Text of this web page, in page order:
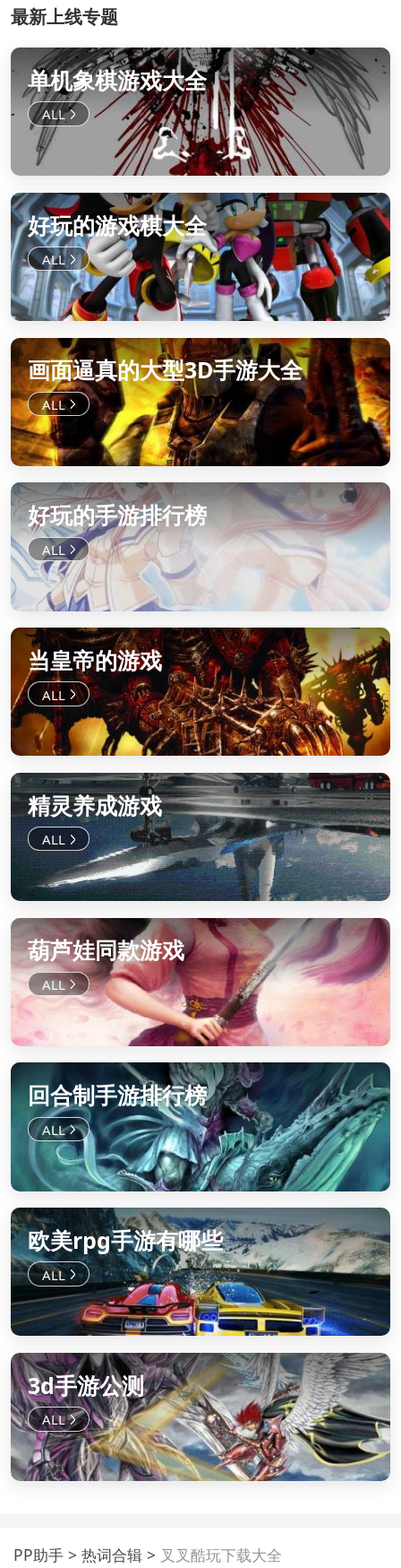
最新上线专题
单机象棋游戏大全
好玩的游戏棋大全
画面逼真的大型3D手游大全
好玩的手游排行榜
当皇帝的游戏
精灵养成游戏
葫芦娃同款游戏
回合制手游排行榜
欧美rpg手游有哪些
3d手游公测
PP助手 热词合辑 叉叉酷玩下载大全